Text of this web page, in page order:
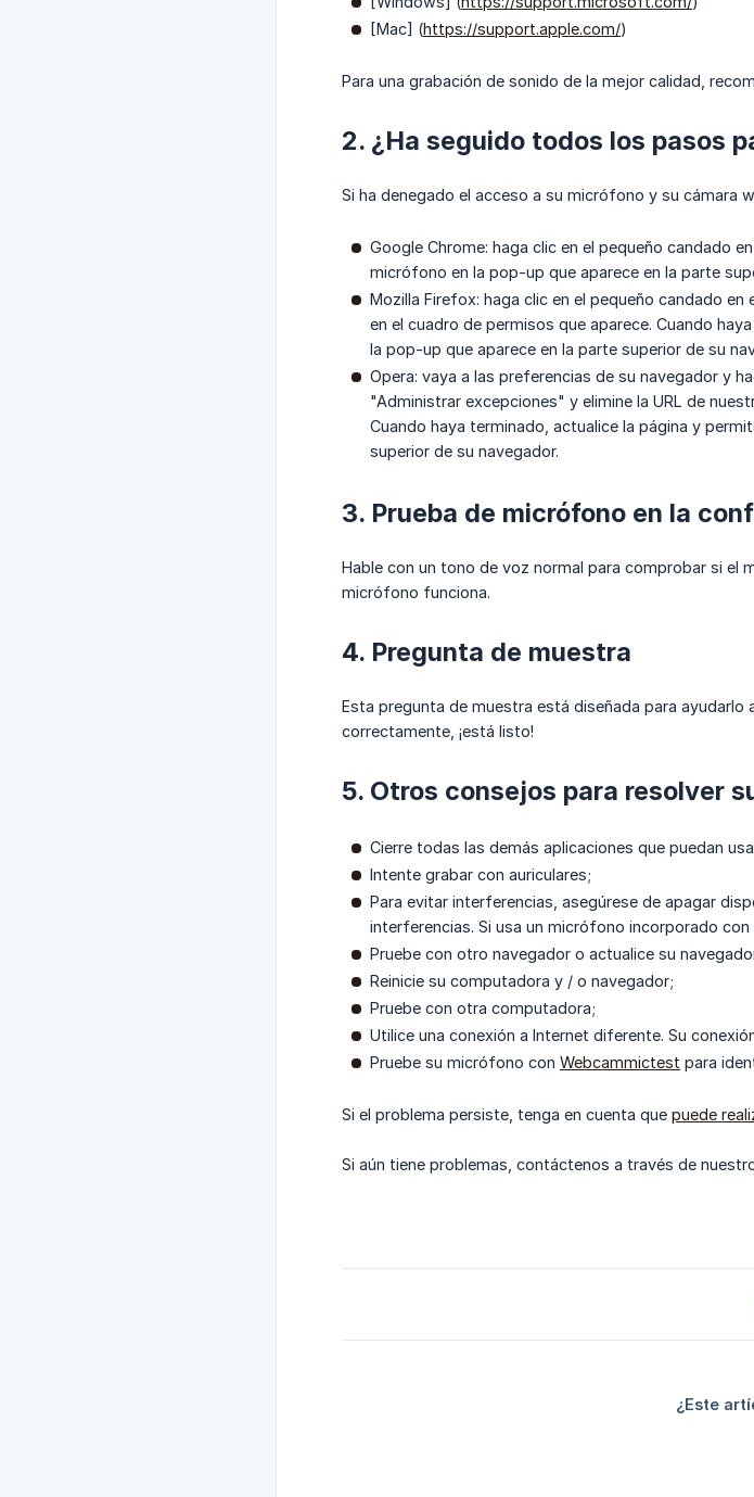
[Mac] (https://support.apple.com/)
Para una grabación de sonido de la mejor calidad,
2. ¿Ha seguido todos los pasos
Si ha denegado el acceso a su micrófono y su cámara
Google Chrome: haga clic en el pequeño candado
micrófono en la pop-up que aparece en la parte
Mozilla Firefox: haga clic en el pequeño candado
en el cuadro de permisos que aparece. Cuando
la pop-up que aparece en la parte superior de su
Opera: vaya a las preferencias de su navegador y
"Administrar excepciones" y elimine la URL de
Cuando haya terminado, actualice la página y
superior de su navegador.
3. Prueba de micrófono en la
Hable con un tono de voz normal para comprobar si el
micrófono funciona.
4. Pregunta de muestra
Esta pregunta de muestra está diseñada para
correctamente, ¡está listo!
5. Otros consejos para resolver
Cierre todas las demás aplicaciones que puedan
Intente grabar con auriculares;
Para evitar interferencias, asegúrese de apagar
interferencias. Si usa un micrófono incorporado
Pruebe con otro navegador o actualice su
Reinicie su computadora y / o navegador;
Pruebe con otra computadora;
Utilice una conexión a Internet diferente. Su
Pruebe su micrófono con Webcammictest para
Si el problema persiste, tenga en cuenta que puede
Si aún tiene problemas, contáctenos a través de
¿Este